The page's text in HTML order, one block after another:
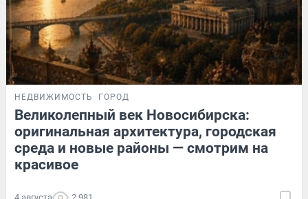
НЕДВИЖИМОСТЬ ГОРОД
Великолепный век Новосибирска:
оригинальная архитектура, городская
среда и новые районы — смотрим на
красивое